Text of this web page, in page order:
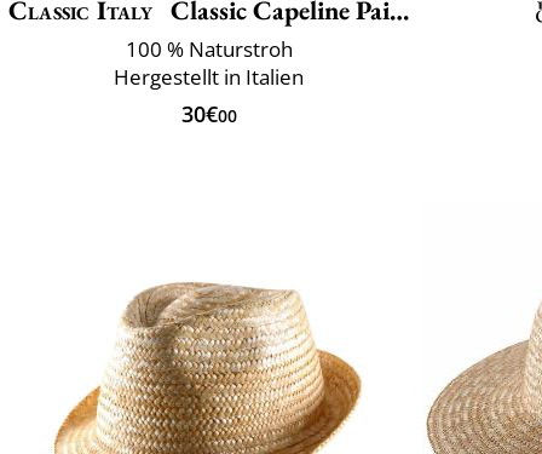
Classic Italy Classic Capeline Paille
100 % Naturstroh
Hergestellt in Italien
30€00